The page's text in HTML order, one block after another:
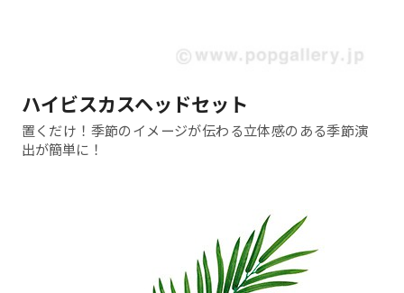
ハイビスカスヘッドセット
置くだけ！季節のイメージが伝わる立体感のある季節演
出が簡単に！